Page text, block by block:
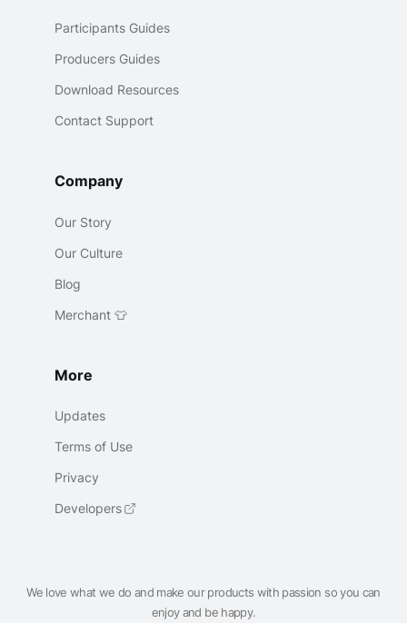
Participants Guides
Producers Guides
Download Resources
Contact Support
Company
Our Story
Our Culture
Blog
Merchant 👕
More
Updates
Terms of Use
Privacy
Developers
We love what we do and make our products with passion so you can
enjoy and be happy.